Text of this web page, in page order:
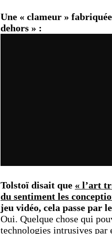
Une « clameur »
dehors » :
Tolstoï disait que « l’art
du sentiment les
jeu vidéo, cela passe par
Oui. Quelque chose qui
technologies intrusives par